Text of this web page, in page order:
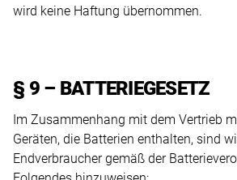
wird keine Haftung übernommen.
§ 9 – BATTERIEGESETZ
Im Zusammenhang mit dem Vertrieb
Geräten, die Batterien enthalten, sind
Endverbraucher gemäß der